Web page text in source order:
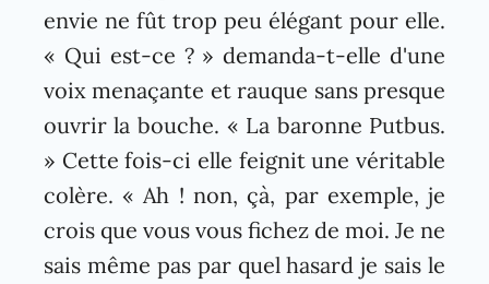
envie ne fût trop peu élégant pour elle.
« Qui est-ce ? » demanda-t-elle d'une
voix menaçante et rauque sans presque
ouvrir la bouche. « La baronne Putbus.
» Cette fois-ci elle feignit une véritable
colère. « Ah ! non, çà, par exemple, je
crois que vous vous fichez de moi. Je ne
sais même pas par quel hasard je sais le